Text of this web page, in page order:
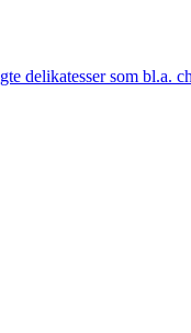
delikatesser som bl.a.